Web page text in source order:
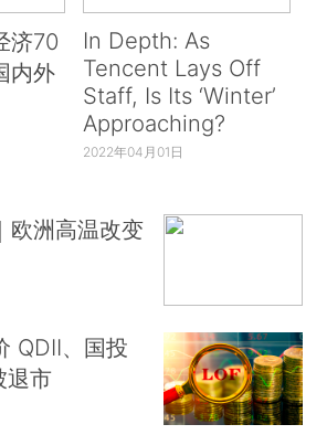
济70
内外
In Depth: As
Tencent Lays Off
Staff, Is Its ‘Winter’
Approaching?
2022年04月01日
欧洲高温改变
QDII、国投
退市